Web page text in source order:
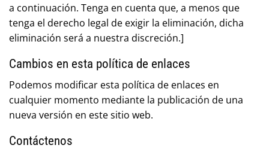
a continuación. Tenga en cuenta que, a menos que
tenga el derecho legal de exigir la eliminación, dicha
eliminación será a nuestra discreción.]
Cambios en esta política de enlaces
Podemos modificar esta política de enlaces en
cualquier momento mediante la publicación de una
nueva versión en este sitio web.
Contáctenos